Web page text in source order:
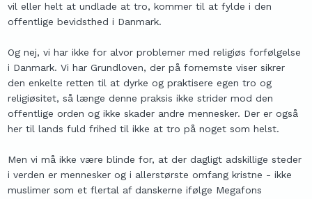
vil eller helt at undlade at tro, kommer til at fylde i den
offentlige bevidsthed i Danmark.
Og nej, vi har ikke for alvor problemer med religiøs forfølgelse
i Danmark. Vi har Grundloven, der på fornemste viser sikrer
den enkelte retten til at dyrke og praktisere egen tro og
religiøsitet, så længe denne praksis ikke strider mod den
offentlige orden og ikke skader andre mennesker. Der er også
her til lands fuld frihed til ikke at tro på noget som helst.
Men vi må ikke være blinde for, at der dagligt adskillige steder
i verden er mennesker og i allerstørste omfang kristne - ikke
muslimer som et flertal af danskerne ifølge Megafons